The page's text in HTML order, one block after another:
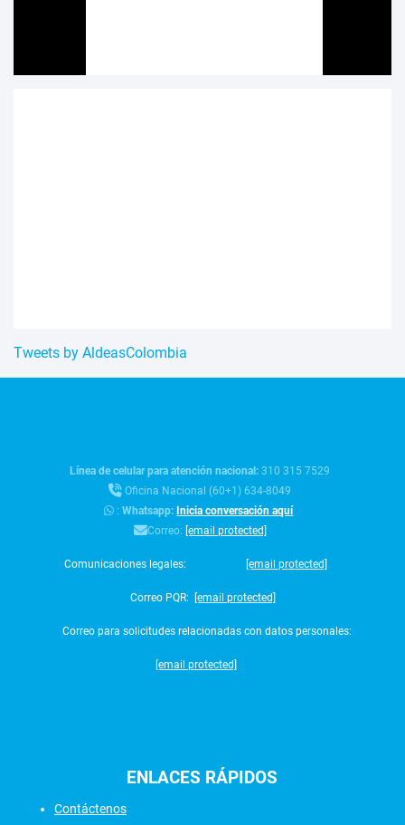
Tweets by AldeasColombia
Línea de celular para atención nacional:310 315 7529
Oficina Nacional (60+1) 634-8049
:Whatsapp:Inicia conversación aquí
Correo: [email protected]
Comunicaciones legales: [email protected]
Correo PQR: [email protected]
Correo para solicitudes relacionadas con datos personales:
[email protected]
ENLACES RÁPIDOS
Contáctenos